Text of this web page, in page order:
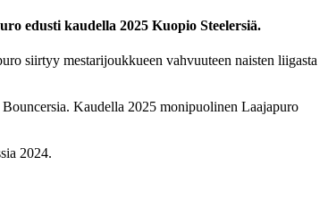
edusti kaudella 2025 Kuopio Steelersiä.
siirtyy mestarijoukkueen vahvuuteen naisten liigasta
Kaudella 2025 monipuolinen Laajapuro
2024.